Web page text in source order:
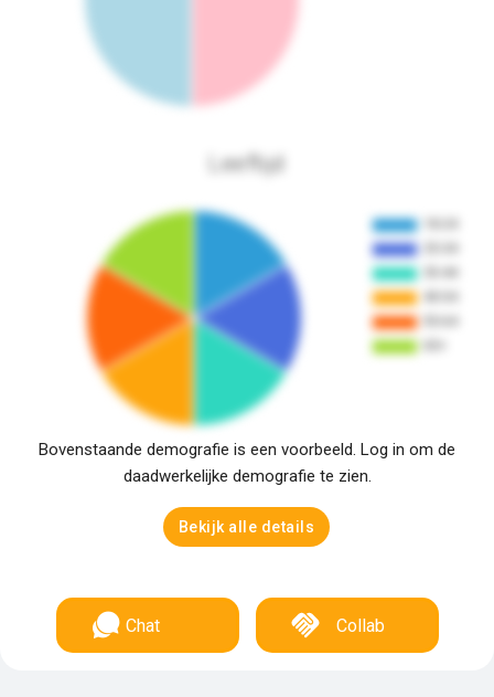
Leeftijd
Bovenstaande demografie is een voorbeeld. Log in om de
daadwerkelijke demografie te zien.
Bekijk alle details
Chat Collab